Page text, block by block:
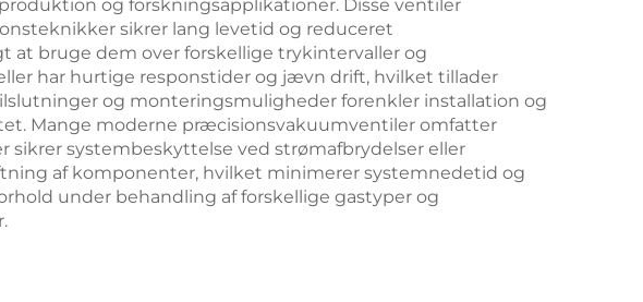
og forskningsapplikationer. Disse ventiler
sikrer lang levetid og reduceret
bruge dem over forskellige trykintervaller og
har hurtige responstider og jævn drift, hvilket tillader
og monteringsmuligheder forenkler installation og
Mange moderne præcisionsvakuumventiler omfatter
systembeskyttelse ved strømafbrydelser eller
af komponenter, hvilket minimerer systemnedetid og
under behandling af forskellige gastyper og